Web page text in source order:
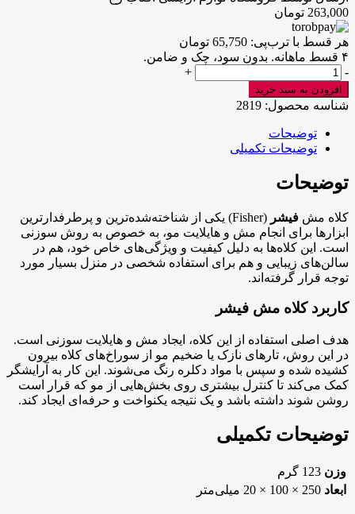
263,000 تومان
هر قسط با ترب‌پی: 65,750 تومان
۴ قسط ماهانه. بدون سود، چک و ضامن.
کلاه
مش
مدل
-
+
افزودن به سبد خرید
شناسه محصول: 2819
توضیحات
توضیحات تکمیلی
توضیحات
کلاه مش فیشر
(Fisher) یکی از شناخته‌شده‌ترین و پرطرفدارترین
ابزارها برای انجام مش و هایلایت مو، به خصوص به روش سوزنی
است. این کلاه‌ها به دلیل کیفیت و ویژگی‌های خاص خود، هم در
سالن‌های زیبایی و هم برای استفاده شخصی در منزل بسیار مورد
توجه قرار گرفته‌اند.
کاربرد کلاه مش فیشر
هدف اصلی استفاده از این کلاه، ایجاد مش و هایلایت سوزنی است.
در این روش، تارهای نازک یا ضخیم مو از سوراخ‌های کلاه بیرون
کشیده شده و سپس با مواد دکلره رنگ می‌شوند. این کار به آرایشگر
کمک می‌کند تا کنترل بیشتری روی بخش‌هایی از مو که قرار است
روشن شوند داشته باشد و یک نتیجه یکنواخت و حرفه‌ای ایجاد کند.
توضیحات تکمیلی
وزن 123 گرم
ابعاد 250 × 100 × 20 میلی‌متر